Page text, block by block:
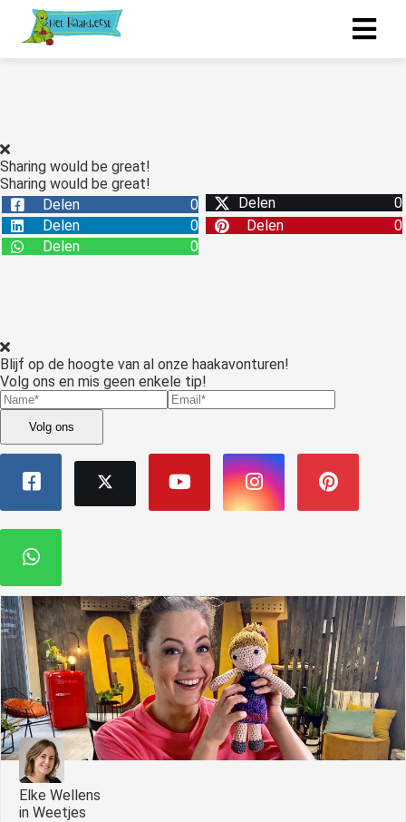
Sharing would be great!
Sharing would be great!
Delen
0 Delen
0
Delen
0 Delen
0
Delen
0
Blijf op de hoogte van al onze haakavonturen!
Volg ons en mis geen enkele tip!
Volg ons
Elke Wellens
in Weetjes